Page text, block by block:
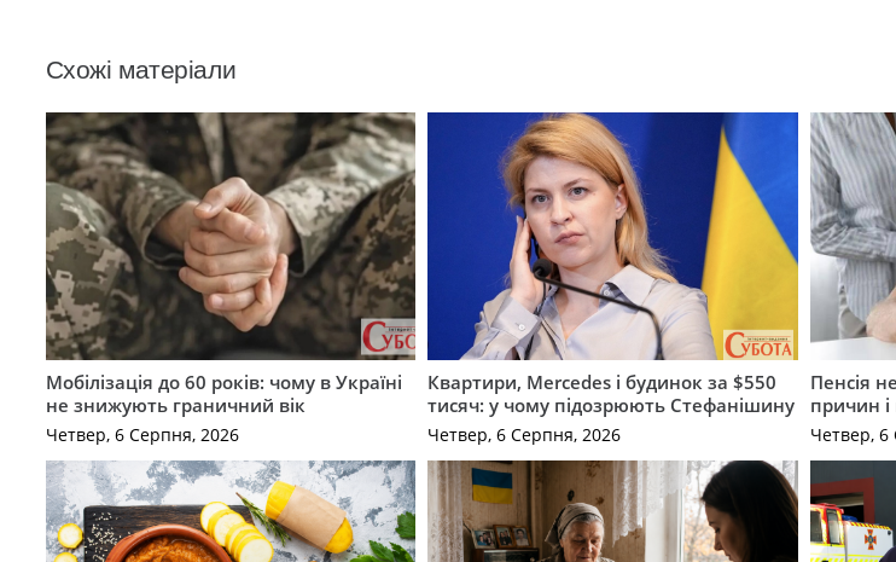
Схожі матеріали
Мобілізація до 60 років: чому в Україні
не знижують граничний вік
Четвер, 6 Серпня, 2026
Квартири, Mercedes і будинок за $550
тисяч: у чому підозрюють Стефанішину
Четвер, 6 Серпня, 2026
Пенсія
причин
Четвер, 6